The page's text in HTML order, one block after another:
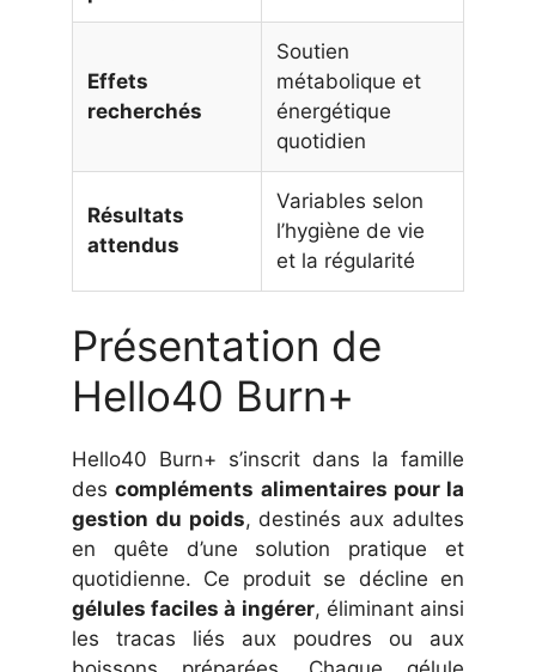
Effets
recherchés
Soutien
métabolique et
énergétique
quotidien
Résultats
attendus
Variables selon
l’hygiène de vie
et la régularité
Présentation de
Hello40 Burn+
Hello40 Burn+ s’inscrit dans la famille
descompléments alimentaires pour la
gestion du poids, destinés aux adultes
en quête d’une solution pratique et
quotidienne. Ce produit se décline en
gélules faciles à ingérer, éliminant ainsi
les tracas liés aux poudres ou aux